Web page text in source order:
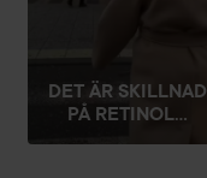
DET ÄR SKILLNAD
PÅ RETINOL...